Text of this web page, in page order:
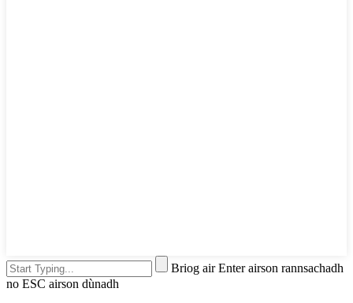
Briog air Enter airson rannsachadh
no ESC airson dùnadh